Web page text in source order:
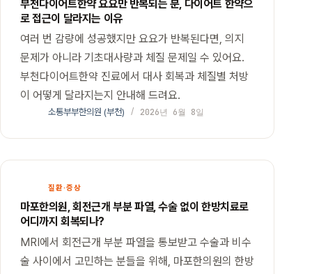
부천다이어트한약 요요만 반복되는 분, 다이어트 한약으
로 접근이 달라지는 이유
여러 번 감량에 성공했지만 요요가 반복된다면, 의지
문제가 아니라 기초대사량과 체질 문제일 수 있어요.
부천다이어트한약 진료에서 대사 회복과 체질별 처방
이 어떻게 달라지는지 안내해 드려요.
소통부부한의원 (부천) 2026년 6월 8일
질환·증상
마포한의원, 회전근개 부분 파열, 수술 없이 한방치료로
어디까지 회복되나?
MRI에서 회전근개 부분 파열을 통보받고 수술과 비수
술 사이에서 고민하는 분들을 위해, 마포한의원의 한방